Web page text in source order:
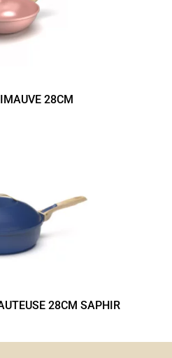
28CM
28CM SAPHIR